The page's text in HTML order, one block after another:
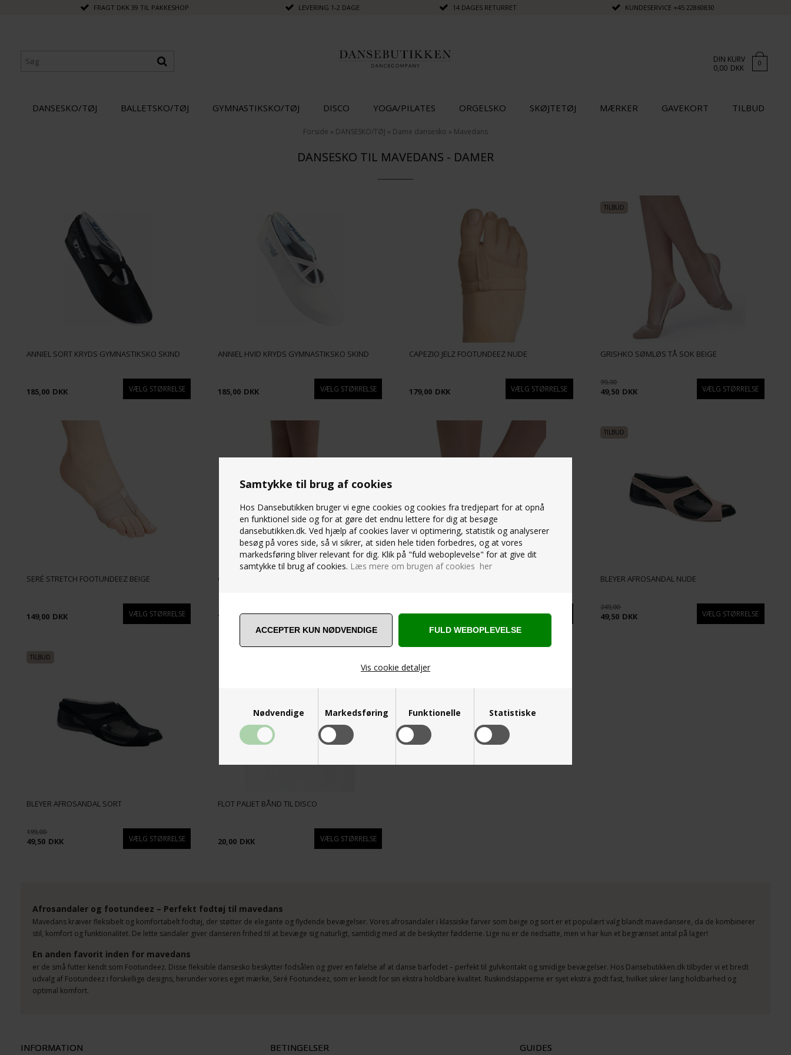
Samtykke til brug af cookies
Hos Dansebutikken bruger vi egne cookies og cookies fra tredjepart for at opnå
en funktionel side og for at gøre det endnu lettere for dig at besøge
dansebutikken.dk. Ved hjælp af cookies laver vi optimering, statistik og analyserer
besøg på vores side, så vi sikrer, at siden hele tiden forbedres, og at vores
markedsføring bliver relevant for dig. Klik på "fuld weboplevelse" for at give dit
samtykke til brug af cookies. Læs mere om brugen af cookies her
Vis cookie detaljer
Nødvendige Markedsføring Funktionelle Statistiske
FRAGT DKK 39 TIL PAKKESHOP LEVERING 1-2 DAGE 14 DAGES RETURRET KUNDESERVICE +45 22860830
DIN KURV
0,00 DKK 0
DANSESKO/TØJ BALLETSKO/TØJ GYMNASTIKSKO/TØJ DISCO YOGA/PILATES ORGELSKO SKØJTETØJ MÆRKER GAVEKORT TILBUD
Forside » DANSESKO/TØJ » Dame dansesko » Mavedans
DANSESKO TIL MAVEDANS - DAMER
ANNIEL SORT KRYDS GYMNASTIKSKO SKIND
185,00 DKK
ANNIEL HVID KRYDS GYMNASTIKSKO SKIND
185,00 DKK
CAPEZIO JELZ FOOTUNDEEZ NUDE
179,00 DKK
GRISHKO SØMLØS TÅ SOK BEIGE
99,00
49,50 DKK
SERÉ STRETCH FOOTUNDEEZ BEIGE
149,00 DKK
CAPEZIO LIFEKNIT FOOTUNDEEZ I STRIK
159,00 DKK 299,00 DKK
BLEYER AFROSANDAL NUDE
249,00
49,50 DKK
BLEYER AFROSANDAL SORT
199,00
49,50 DKK
FLOT PALIET BÅND TIL DISCO
20,00 DKK
Afrosandaler og footundeez – Perfekt fodtøj til mavedans
Mavedans kræver fleksibelt og komfortabelt fodtøj, der støtter de elegante og flydende bevægelser. Vores afrosandaler i klassiske farver som beige og sort er et populært valg blandt mavedansere, da de kombinerer
stil, komfort og funktionalitet. De lette sandaler giver danseren frihed til at bevæge sig naturligt, samtidig med at de beskytter fødderne. Lige nu er de nedsatte, men vi har kun et begrænset antal på lager!
En anden favorit inden for mavedans
er de små futter kendt som Footundeez. Disse fleksible dansesko beskytter fodsålen og giver en følelse af at danse barfodet – perfekt til gulvkontakt og smidige bevægelser. Hos Dansebutikken.dk tilbyder vi et bredt
udvalg af Footundeez i forskellige designs, herunder vores eget mærke, Seré Footundeez, som er kendt for sin ekstra holdbare kvalitet. Ruskindslapperne er syet ekstra godt fast, hvilket sikrer lang holdbarhed og
optimal komfort.
INFORMATION BETINGELSER GUIDES